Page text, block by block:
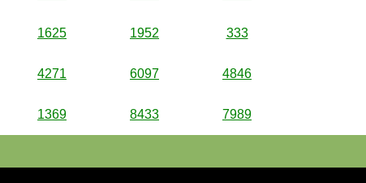
1625 1952 333
4271 6097 4846
1369 8433 7989